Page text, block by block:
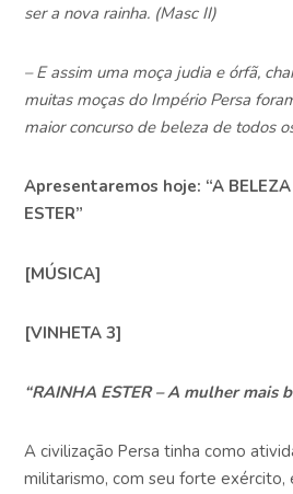
ser a nova rainha. (Masc II)
– E assim uma moça judia e órfã,
muitas moças do Império Persa
maior concurso de beleza de todos
Apresentaremos hoje: “A BELEZA
ESTER”
[MÚSICA]
[VINHETA 3]
“RAINHA ESTER – A mulher mais
A civilização Persa tinha como
militarismo, com seu forte exército,